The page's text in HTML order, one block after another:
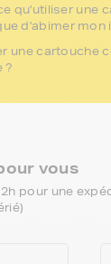
vous
pour une
qu'utiliser une
d'abimer mon
une cartouche
?